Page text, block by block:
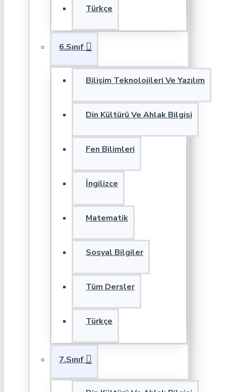
Türkçe
6.Sınıf
Bilişim Teknolojileri Ve Yazılım
Din Kültürü Ve Ahlak Bilgisi
Fen Bilimleri
İngilizce
Matematik
Sosyal Bilgiler
Tüm Dersler
Türkçe
7.Sınıf